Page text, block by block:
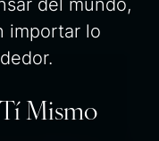
importar lo
Mismo